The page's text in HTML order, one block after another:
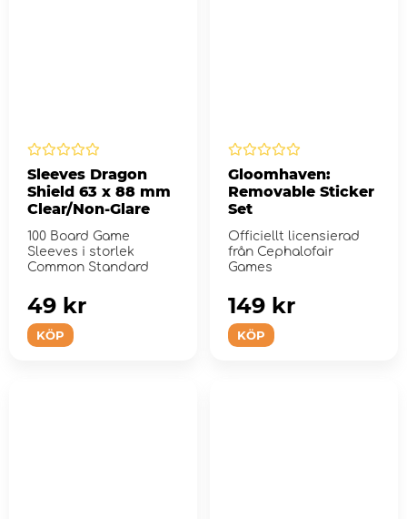
Sleeves Dragon
Shield 63 x 88 mm
Clear/Non-Glare
100 Board Game
Sleeves i storlek
Common Standard
KÖP
49 kr
Gloomhaven:
Removable Sticker
Set
Officiellt licensierad
från Cephalofair
Games
KÖP
149 kr